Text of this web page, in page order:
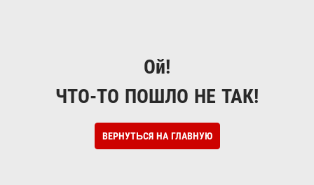
Ой!
ЧТО-ТО ПОШЛО НЕ ТАК!
ВЕРНУТЬСЯ НА ГЛАВНУЮ